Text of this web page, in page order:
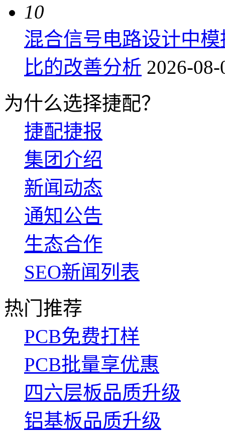
10
混合信号电路设计中
比的改善分析 2026-
为什么选择捷配？
捷配捷报
集团介绍
新闻动态
通知公告
生态合作
SEO新闻列表
热门推荐
PCB免费打样
PCB批量享优惠
四六层板品质升级
铝基板品质升级